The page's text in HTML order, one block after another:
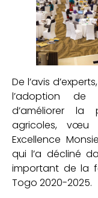
De l’avis
l’adoption de
d’améliorer
agricoles, vœu
Excellence
qui l’a décliné
important de la
Togo 2020-2025.